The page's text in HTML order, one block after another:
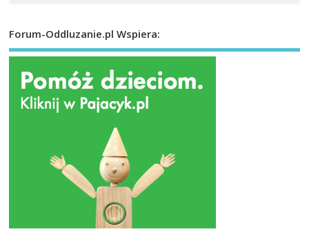
Forum-Oddluzanie.pl Wspiera: